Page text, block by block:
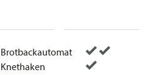
Brotbackautomat
Knethaken